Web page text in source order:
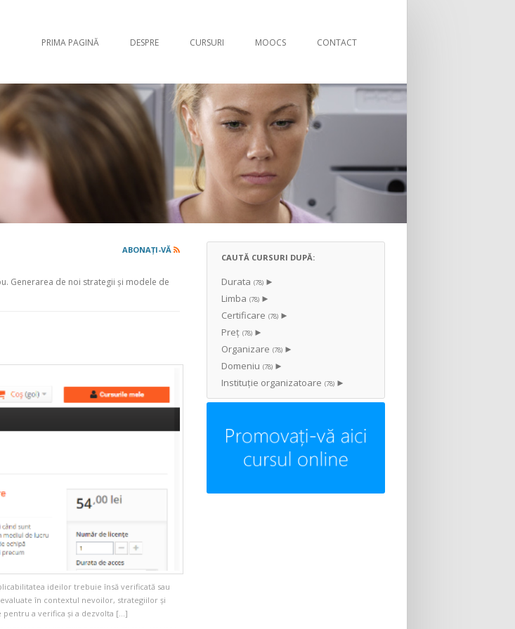
PRIMA PAGINĂ DESPRE CURSURI MOOCS CONTACT
ABONAȚI-VĂ
Generarea de noi strategii și modele de
ideilor trebuie însă verificată sau
în contextul nevoilor, strategiilor şi
a verifica şi a dezvolta […]
CAUTĂ CURSURI DUPĂ:
Durata (78) ►
Limba (78) ►
Certificare (78) ►
Preț (78) ►
Organizare (78) ►
Domeniu (78) ►
Instituţie organizatoare (78) ►